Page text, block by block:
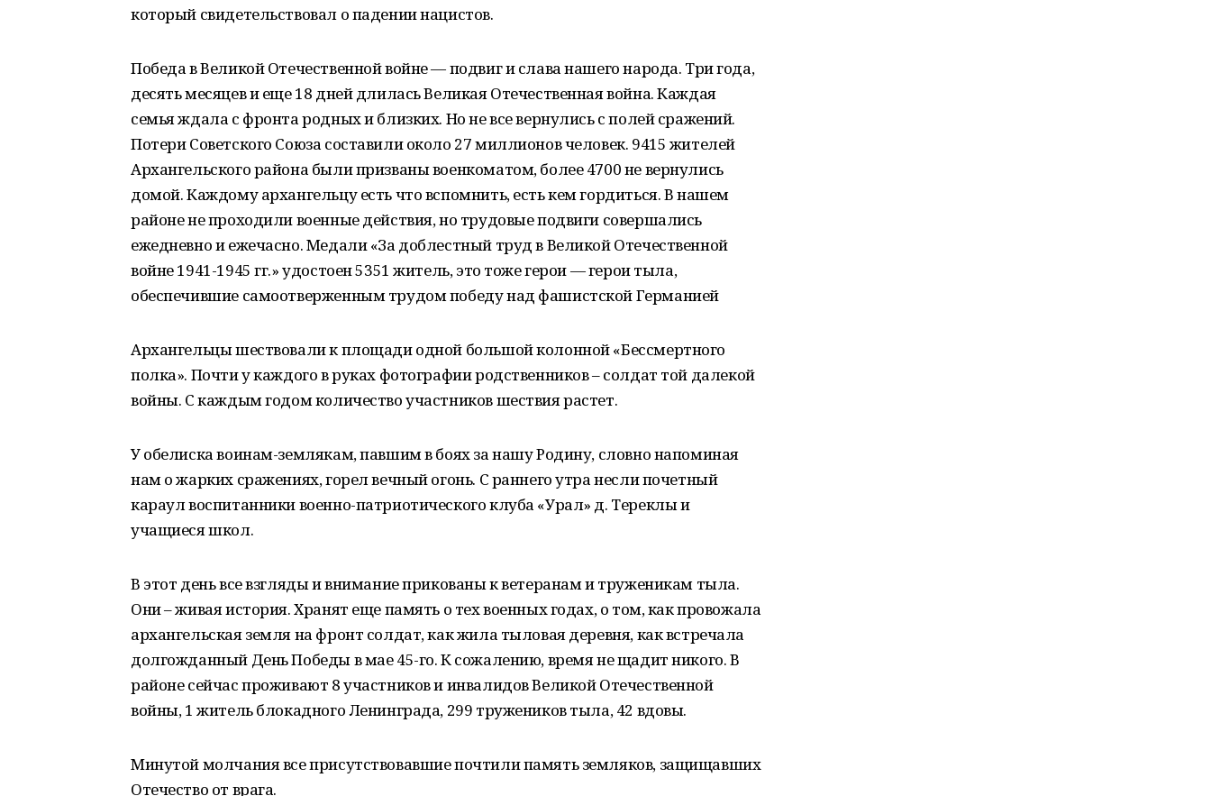
который свидетельствовал о падении нацистов.
Победа в Великой Отечественной войне — подвиг и слава нашего народа. Три года,
десять месяцев и еще 18 дней длилась Великая Отечественная война. Каждая
семья ждала с фронта родных и близких. Но не все вернулись с полей сражений.
Потери Советского Союза составили около 27 миллионов человек. 9415 жителей
Архангельского района были призваны военкоматом, более 4700 не вернулись
домой. Каждому архангельцу есть что вспомнить, есть кем гордиться. В нашем
районе не проходили военные действия, но трудовые подвиги совершались
ежедневно и ежечасно. Медали «За доблестный труд в Великой Отечественной
войне 1941-1945 гг.» удостоен 5351 житель, это тоже герои — герои тыла,
обеспечившие самоотверженным трудом победу над фашистской Германией
Архангельцы шествовали к площади одной большой колонной «Бессмертного
полка». Почти у каждого в руках фотографии родственников – солдат той далекой
войны. С каждым годом количество участников шествия растет.
У обелиска воинам-землякам, павшим в боях за нашу Родину, словно напоминая
нам о жарких сражениях, горел вечный огонь. С раннего утра несли почетный
караул воспитанники военно-патриотического клуба «Урал» д. Тереклы и
учащиеся школ.
В этот день все взгляды и внимание прикованы к ветеранам и труженикам тыла.
Они – живая история. Хранят еще память о тех военных годах, о том, как провожала
архангельская земля на фронт солдат, как жила тыловая деревня, как встречала
долгожданный День Победы в мае 45-го. К сожалению, время не щадит никого. В
районе сейчас проживают 8 участников и инвалидов Великой Отечественной
войны, 1 житель блокадного Ленинграда, 299 тружеников тыла, 42 вдовы.
Минутой молчания все присутствовавшие почтили память земляков, защищавших
Отечество от врага.